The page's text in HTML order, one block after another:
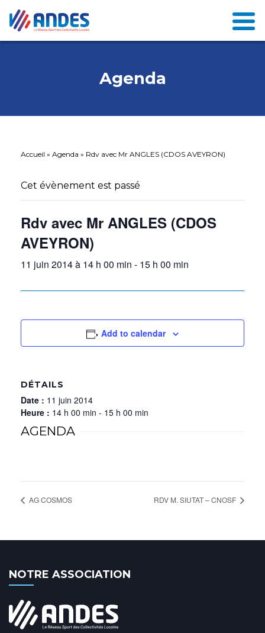
Agenda
Accueil » Agenda » Rdv avec Mr ANGLES (CDOS AVEYRON)
Cet évènement est passé
Rdv avec Mr ANGLES (CDOS
AVEYRON)
11 juin 2014 à 14 h 00 min - 15 h 00 min
Add to calendar
DÉTAILS
Date : 11 juin 2014
Heure : 14 h 00 min - 15 h 00 min
AGENDA
AG COSMOS RDV M. SIUTAT – CNOSF
NOTRE ASSOCIATION